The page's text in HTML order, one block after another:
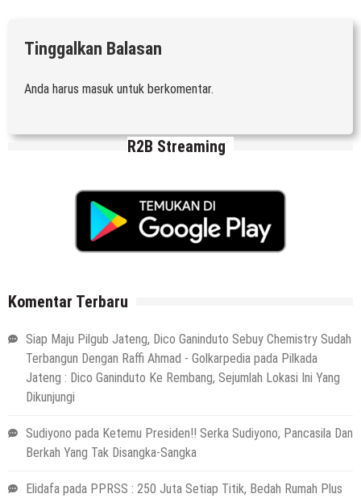
Tinggalkan Balasan
Anda harus masuk untuk berkomentar.
R2B Streaming
Komentar Terbaru
Siap Maju Pilgub Jateng, Dico Ganinduto Sebuy Chemistry Sudah
Terbangun Dengan Raffi Ahmad - Golkarpedia pada Pilkada
Jateng : Dico Ganinduto Ke Rembang, Sejumlah Lokasi Ini Yang
Dikunjungi
Sudiyono pada Ketemu Presiden!! Serka Sudiyono, Pancasila Dan
Berkah Yang Tak Disangka-Sangka
Elidafa pada PPRSS : 250 Juta Setiap Titik, Bedah Rumah Plus